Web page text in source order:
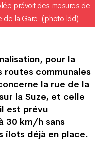
prévoit des mesures de
de la Gare. (photo ldd)
pour la
routes communales
la rue de la
la Suze, et celle
est prévu
30 km/h sans
îlots déjà en place.